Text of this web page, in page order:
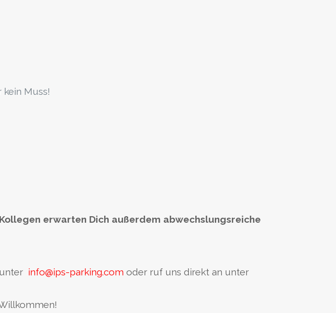
Muss!
erwarten Dich außerdem abwechslungsreiche
info@ips-parking.com oder ruf uns direkt an unter